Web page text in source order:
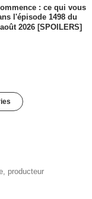
: ce qui vous
l'épisode 1498 du
2026 [SPOILERS]
producteur